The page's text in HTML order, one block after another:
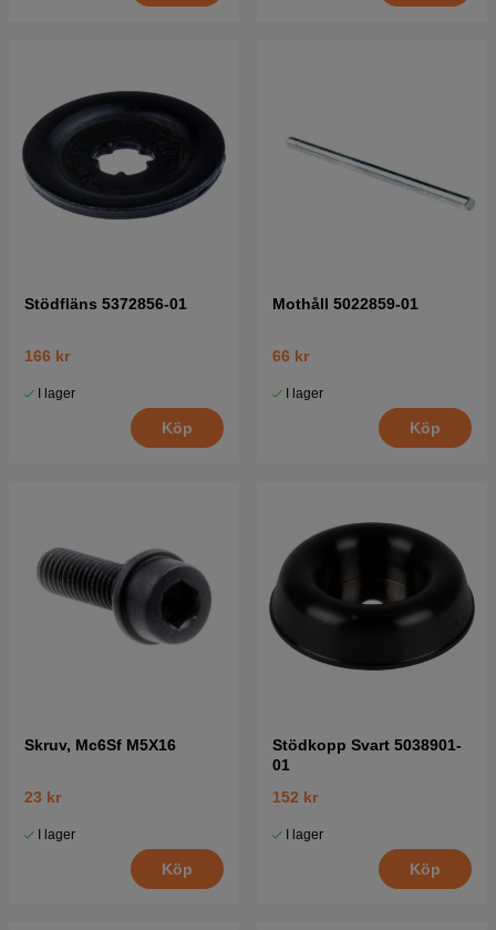
Stödfläns 5372856-01
166 kr
I lager
Köp
Mothåll 5022859-01
66 kr
I lager
Köp
Skruv, Mc6Sf M5X16
23 kr
I lager
Köp
Stödkopp Svart 5038901-
01
152 kr
I lager
Köp